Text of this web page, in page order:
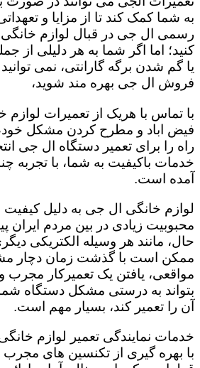
به شما کمک کند تا از مزایا و
رسمی ال جی در قبال لوازم خانگی
کنید؛ اما اگر شما به هر دلیلی از
یا گم شدن برگه گارانتی، نمی
فروش ال جی بهره مند شوید،
با تماس با هریک از تعمیرات لوازم
فیض اباد و مطرح کردن مشکل خود،
راه را برای تعمیر دستگاه ال جی
خدمات باکیفیت به شما، با تجربه
آمده است.
لوازم خانگی ال جی به دلیل کیفیت و
محبوبیت زیادی در بین مردم ایران
حال، مانند هر وسیله الکتریکی
ممکن است با گذشت زمان دچار
مواقعی، یافتن یک تعمیرکار مجرب
بتواند به درستی مشکل دستگاه
آن را تعمیر کند، بسیار مهم است.
خدمات نمایندگی تعمیر لوازم
با بهره گیری از تکنسین های مجرب و